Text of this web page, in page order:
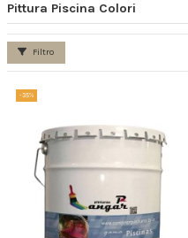
Pittura Piscina Colori
Filtro
-35%